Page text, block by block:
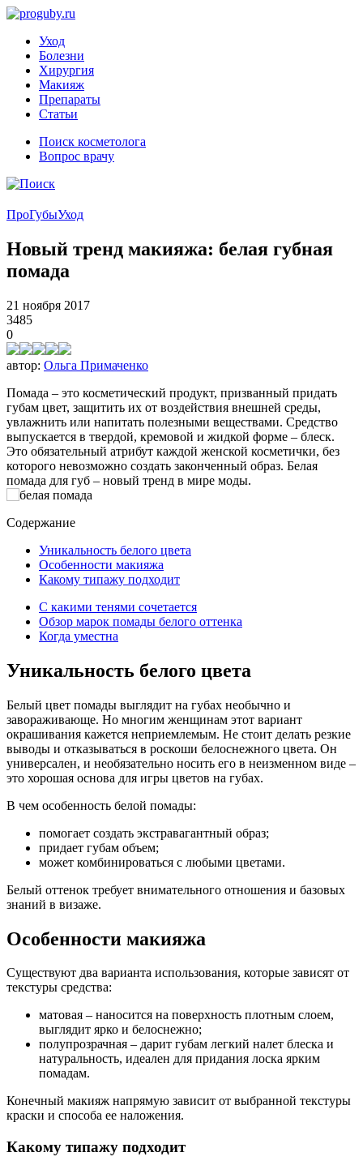
Уход
Болезни
Хирургия
Макияж
Препараты
Статьи
Поиск косметолога
Вопрос врачу
ПроГубыУход
Новый тренд макияжа: белая губная
помада
21 ноября 2017
3485
0
автор: Ольга Примаченко
Помада – это косметический продукт, призванный придать
губам цвет, защитить их от воздействия внешней среды,
увлажнить или напитать полезными веществами. Средство
выпускается в твердой, кремовой и жидкой форме – блеск.
Это обязательный атрибут каждой женской косметички, без
которого невозможно создать законченный образ. Белая
помада для губ – новый тренд в мире моды.
Содержание
Уникальность белого цвета
Особенности макияжа
Какому типажу подходит
С какими тенями сочетается
Обзор марок помады белого оттенка
Когда уместна
Уникальность белого цвета
Белый цвет помады выглядит на губах необычно и
завораживающе. Но многим женщинам этот вариант
окрашивания кажется неприемлемым. Не стоит делать резкие
выводы и отказываться в роскоши белоснежного цвета. Он
универсален, и необязательно носить его в неизменном виде –
это хорошая основа для игры цветов на губах.
В чем особенность белой помады:
помогает создать экстравагантный образ;
придает губам объем;
может комбинироваться с любыми цветами.
Белый оттенок требует внимательного отношения и базовых
знаний в визаже.
Особенности макияжа
Существуют два варианта использования, которые зависят от
текстуры средства:
матовая – наносится на поверхность плотным слоем,
выглядит ярко и белоснежно;
полупрозрачная – дарит губам легкий налет блеска и
натуральность, идеален для придания лоска ярким
помадам.
Конечный макияж напрямую зависит от выбранной текстуры
краски и способа ее наложения.
Какому типажу подходит